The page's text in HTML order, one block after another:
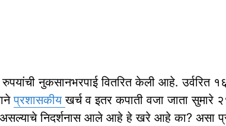
नुकसानभरपाई वितरित केली आहे. उर्वरित
प्रशासकीयखर्च व इतर कपाती वजा जाता सुमारे
निदर्शनास आले आहे हे खरे आहे का? असा